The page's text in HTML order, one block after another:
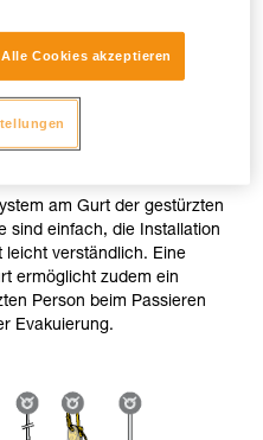
besteht, sich in
Person
am Gurt der gestürzten
sind einfach, die Installation
leicht verständlich. Eine
ermöglicht zudem ein
Person beim Passieren
Evakuierung.
Alle Cookies akzeptieren